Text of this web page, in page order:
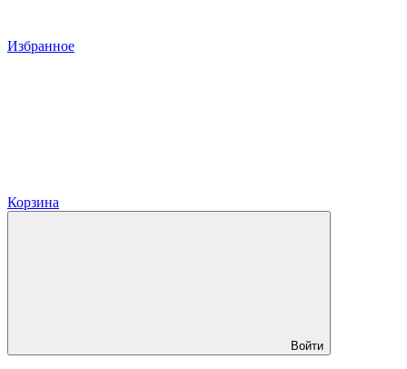
Избранное
Корзина
Войти